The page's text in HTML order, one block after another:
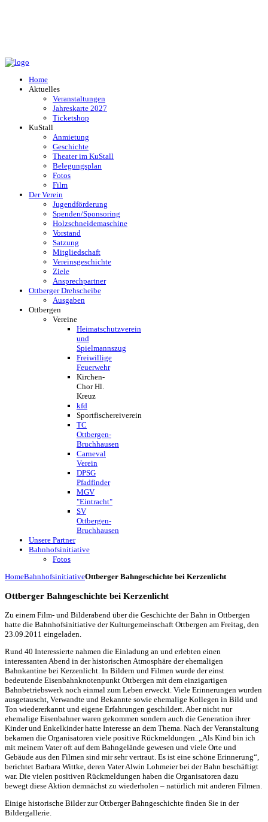
Home
Aktuelles
Veranstaltungen
Jahreskarte 2027
Ticketshop
KuStall
Anmietung
Geschichte
Theater im KuStall
Belegungsplan
Fotos
Film
Der Verein
Jugendförderung
Spenden/Sponsoring
Holzschneidemaschine
Vorstand
Satzung
Mitgliedschaft
Vereinsgeschichte
Ziele
Ansprechpartner
Ottberger Drehscheibe
Ausgaben
Ottbergen
Vereine
Heimatschutzverein
und
Spielmannszug
Freiwillige
Feuerwehr
Kirchen-
Chor Hl.
Kreuz
kfd
Sportfischereiverein
TC
Ottbergen-
Bruchhausen
Carneval
Verein
DPSG
Pfadfinder
MGV
"Eintracht"
SV
Ottbergen-
Bruchhausen
Unsere Partner
Bahnhofsinitiative
Fotos
HomeBahnhofsinitiativeOttberger Bahngeschichte bei Kerzenlicht
Ottberger Bahngeschichte bei Kerzenlicht
Zu einem Film- und Bilderabend über die Geschichte der Bahn in Ottbergen
hatte die Bahnhofsinitiative der Kulturgemeinschaft Ottbergen am Freitag, den
23.09.2011 eingeladen.
Rund 40 Interessierte nahmen die Einladung an und erlebten einen
interessanten Abend in der historischen Atmosphäre der ehemaligen
Bahnkantine bei Kerzenlicht. In Bildern und Filmen wurde der einst
bedeutende Eisenbahnknotenpunkt Ottbergen mit dem einzigartigen
Bahnbetriebswerk noch einmal zum Leben erweckt. Viele Erinnerungen wurden
ausgetauscht, Verwandte und Bekannte sowie ehemalige Kollegen in Bild und
Ton wiedererkannt und eigene Erfahrungen geschildert. Aber nicht nur
ehemalige Eisenbahner waren gekommen sondern auch die Generation ihrer
Kinder und Enkelkinder hatte Interesse an dem Thema. Nach der Veranstaltung
bekamen die Organisatoren viele positive Rückmeldungen. „Als Kind bin ich
mit meinem Vater oft auf dem Bahngelände gewesen und viele Orte und
Gebäude aus den Filmen sind mir sehr vertraut. Es ist eine schöne Erinnerung“,
berichtet Barbara Wittke, deren Vater Alwin Lohmeier bei der Bahn beschäftigt
war. Die vielen positiven Rückmeldungen haben die Organisatoren dazu
bewegt diese Aktion demnächst zu wiederholen – natürlich mit anderen Filmen.
Einige historische Bilder zur Ottberger Bahngeschichte finden Sie in der
Bildergallerie.